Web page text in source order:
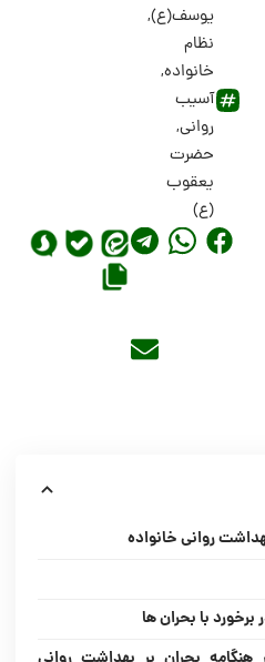
یوسف(ع),
نظام
خانواده,
آسیب
روانی,
حضرت
یعقوب
(ع)
روانی خانواده
با بحران ها